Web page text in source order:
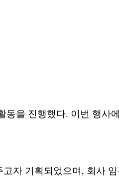
동을 진행했다. 이번 행사
자 기획되었으며 , 회사